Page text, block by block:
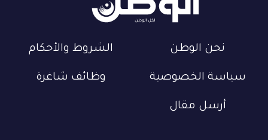
نحن الوطن الشروط والأحكام
سياسة الخصوصية وظائف شاغرة
أرسل مقال